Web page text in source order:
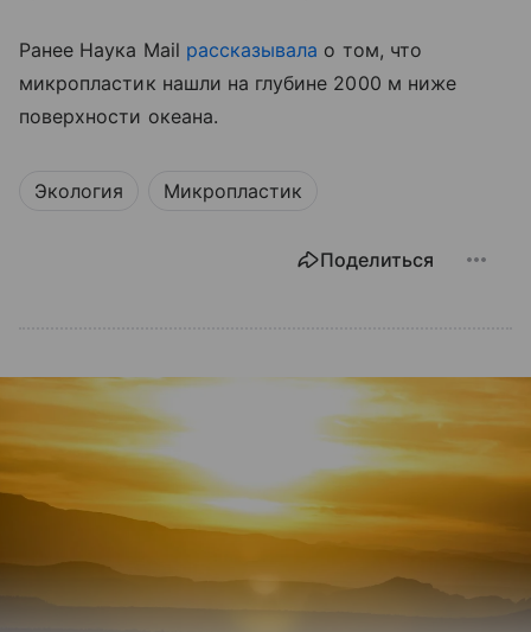
Ранее Наука Mail рассказывала о том, что
микропластик нашли на глубине 2000 м ниже
поверхности океана.
Экология Микропластик
Поделиться